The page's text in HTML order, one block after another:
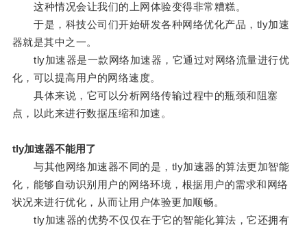
这种情况会让我们的上网体验变得非常糟糕。
于是，科技公司们开始研发各种网络优化产品，tly加速
器就是其中之一。
tly加速器是一款网络加速器，它通过对网络流量进行优
化，可以提高用户的网络速度。
具体来说，它可以分析网络传输过程中的瓶颈和阻塞
点，以此来进行数据压缩和加速。
tly加速器不能用了
与其他网络加速器不同的是，tly加速器的算法更加智能
化，能够自动识别用户的网络环境，根据用户的需求和网络
状况来进行优化，从而让用户体验更加顺畅。
tly加速器的优势不仅仅在于它的智能化算法，它还拥有